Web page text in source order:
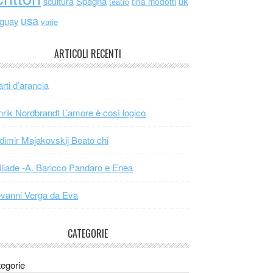
usa varie
ARTICOLI RECENTI
d’arancia
Nordbrandt L’amore è così logico
Majakovskij Beato chi
-A. Baricco Pandaro e Enea
Verga da Eva
CATEGORIE